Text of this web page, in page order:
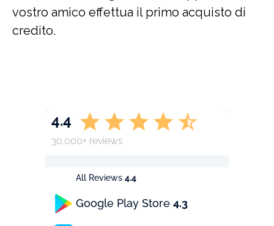
vostro amico effettua il primo acquisto di
credito.
All Reviews 4.4
Google Play Store 4.3
4.4
30.000+ reviews